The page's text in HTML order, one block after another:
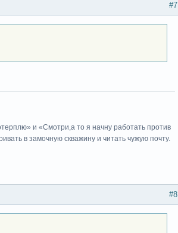
#7
и «Cмотри,а то я начну работать против
в замочную скважину и читать чужую почту.
#8